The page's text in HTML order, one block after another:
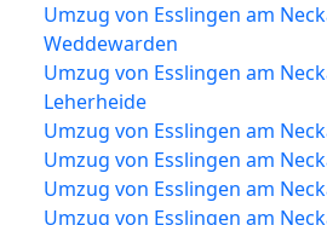
Umzug von Esslingen am
Weddewarden
Umzug von Esslingen am
Leherheide
Umzug von Esslingen am
Umzug von Esslingen am
Umzug von Esslingen am
Umzug von Esslingen am